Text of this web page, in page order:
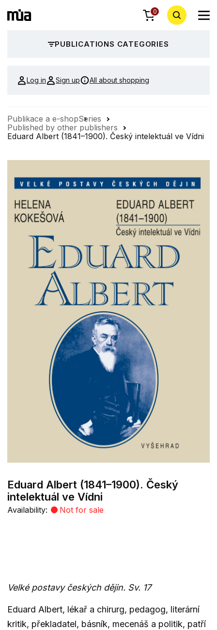
0
PUBLICATIONS CATEGORIES
Log in Sign up All about shopping
Publikace a e-shopSeries
Published by other publishers
Eduard Albert (1841–1900). Český intelektuál ve Vídni
Eduard Albert (1841–1900). Český
intelektuál ve Vídni
Availability: Not for sale
Velké postavy českých dějin. Sv. 17
Eduard Albert, lékař a chirurg, pedagog, literární
kritik, překladatel, básník, mecenáš a politik, patří